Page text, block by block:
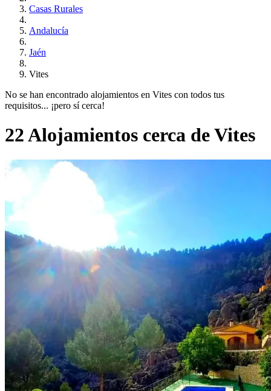
Casas Rurales
Andalucía
Jaén
Vites
No se han encontrado alojamientos en Vites con todos tus
requisitos... ¡pero sí cerca!
22 Alojamientos cerca de Vites